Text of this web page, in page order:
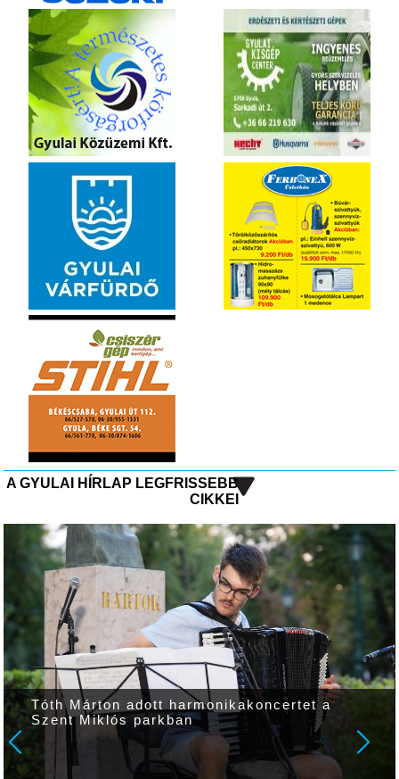
A GYULAI HÍRLAP LEGFRISSEBB
CIKKEI
Tóth Márton adott harmonikakoncertet a
Szent Miklós parkban